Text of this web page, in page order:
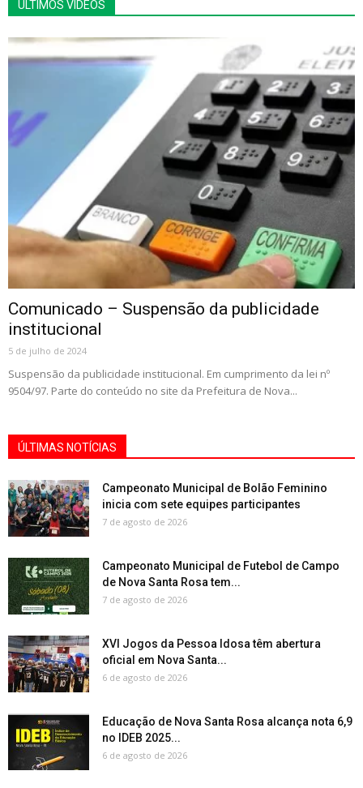
ÚLTIMOS VÍDEOS
Comunicado – Suspensão da publicidade
institucional
5 de julho de 2024
Suspensão da publicidade institucional. Em cumprimento da lei nº
9504/97. Parte do conteúdo no site da Prefeitura de Nova...
ÚLTIMAS NOTÍCIAS
Campeonato Municipal de Bolão Feminino
inicia com sete equipes participantes
7 de agosto de 2026
Campeonato Municipal de Futebol de Campo
de Nova Santa Rosa tem...
7 de agosto de 2026
XVI Jogos da Pessoa Idosa têm abertura
oficial em Nova Santa...
6 de agosto de 2026
Educação de Nova Santa Rosa alcança nota 6,9
no IDEB 2025...
6 de agosto de 2026